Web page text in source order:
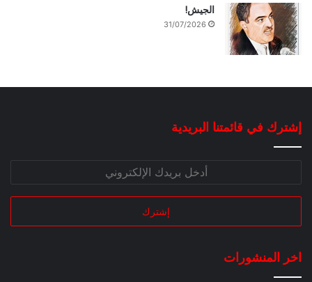
الجيش!
31/07/2026
إشترك في قائمتنا البريدية
اخر المنشورات